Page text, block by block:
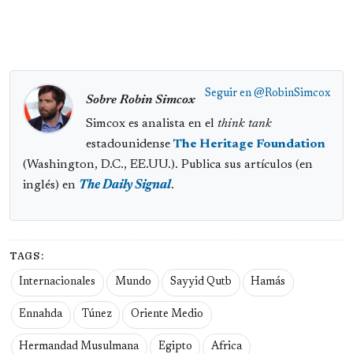
Seguir en @RobinSimcox
Sobre Robin Simcox
Simcox es analista en el think tank
estadounidense The Heritage Foundation
(Washington, D.C., EE.UU.). Publica sus artículos (en
inglés) en The Daily Signal.
TAGS:
Internacionales Mundo Sayyid Qutb Hamás
Ennahda Túnez Oriente Medio
Hermandad Musulmana Egipto Africa